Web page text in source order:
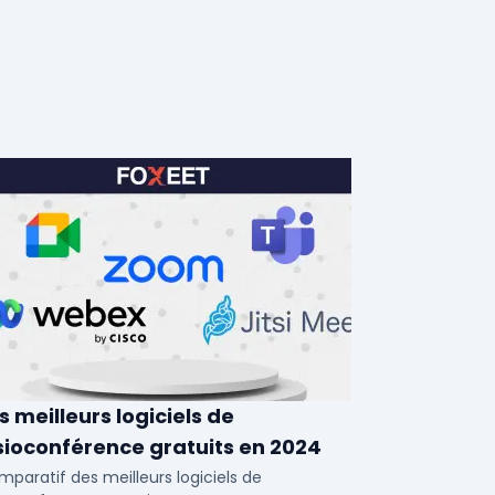
meilleurs logiciels de
gratuits en 2024
des meilleurs logiciels de